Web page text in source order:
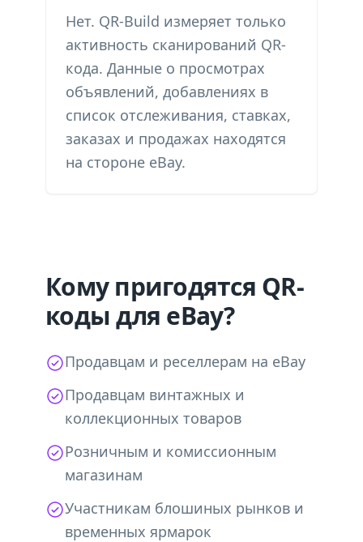
Нет. QR-Build измеряет только
активность сканирований QR-
кода. Данные о просмотрах
объявлений, добавлениях в
список отслеживания, ставках,
заказах и продажах находятся
на стороне eBay.
Кому пригодятся QR-
коды для eBay?
Продавцам и реселлерам на eBay
Продавцам винтажных и
коллекционных товаров
Розничным и комиссионным
магазинам
Участникам блошиных рынков и
временных ярмарок